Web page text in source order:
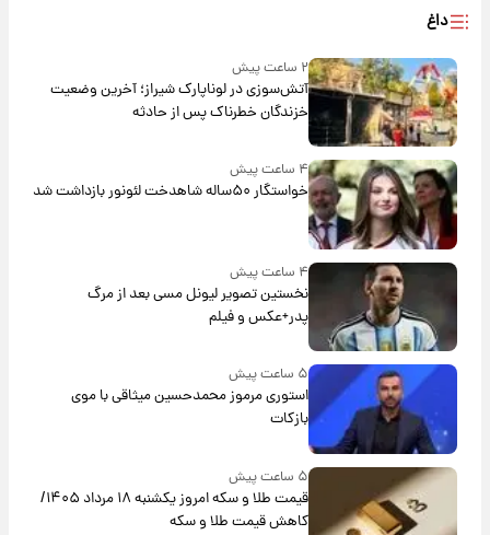
داغ
۲ ساعت پیش
آتش‌سوزی در لوناپارک شیراز؛ آخرین وضعیت
خزندگان خطرناک پس از حادثه
۴ ساعت پیش
خواستگار ۵۰ساله شاهدخت لئونور بازداشت شد
نخستین تصویر لیونل مسی بعد از مرگ
پدر+عکس و فیلم
۵ ساعت پیش
استوری مرموز محمدحسین میثاقی با موی
بازکات
۵ ساعت پیش
قیمت طلا و سکه امروز یکشنبه ۱۸ مرداد ۱۴۰۵/
کاهش قیمت طلا و سکه